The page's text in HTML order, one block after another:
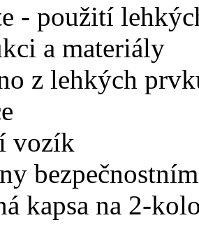
- použití
a materiály
z lehkých
vozík
kapsa na 2-